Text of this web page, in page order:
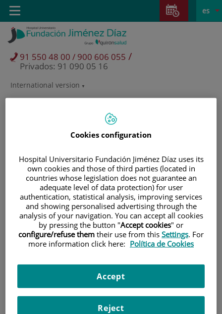
Saltar al contenido
Saltar
contenido
Selector
de
activo
es
International version
91 550 48 00 / 900 606 055 /
Privados: 91 090 05 16
Toggle
navigation
Pacientes y visitantes
Investigación
Cookies configuration
Hospital Universitario Fundación Jiménez Díaz uses its
own cookies and those of third parties (located in
countries whose legislation does not guarantee an
adequate level of data protection) for user
authentication, statistical analysis, improving services
and showing personalised advertising through the
analysis of your navigation. You can accept all cookies
by pressing the button "Accept cookies" or
configure/refuse them their use from this Settings. For
more information click here: Política de Cookies
Reject
Accept